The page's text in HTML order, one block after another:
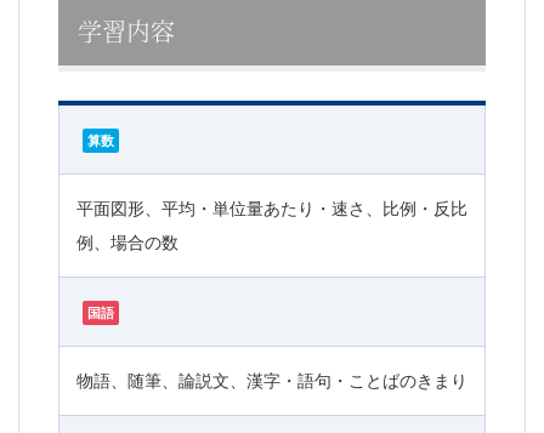
学習内容
算数
平面図形、平均・単位量あたり・速さ、比例・反比
例、場合の数
国語
物語、随筆、論説文、漢字・語句・ことばのきまり